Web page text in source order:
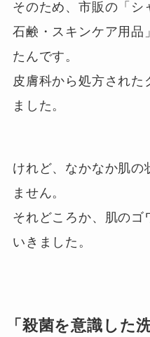
そのため、市販の「シ
石鹸・スキンケア用品
たんです。
皮膚科から処方された
ました。
けれど、なかなか肌の
ません。
それどころか、肌のゴ
いきました。
「殺菌を意識した